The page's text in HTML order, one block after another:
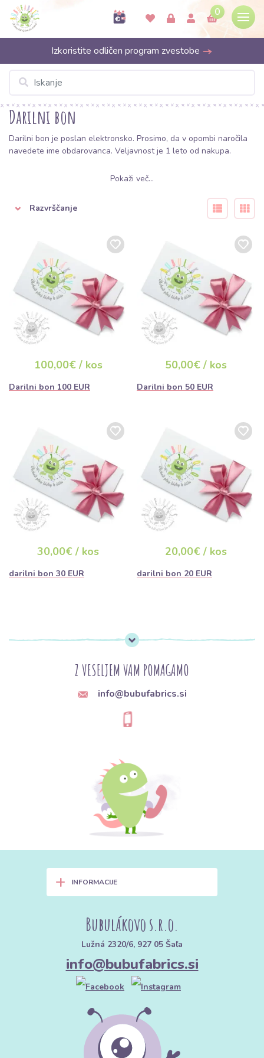
0
Izkoristite odličen program zvestobe
Darilni bon
Darilni bon je poslan elektronsko. Prosimo, da v opombi naročila
navedete ime obdarovanca. Veljavnost je 1 leto od nakupa.
Pokaži več...
Razvrščanje
100,00€ / kos
Darilni bon 100 EUR
50,00€ / kos
Darilni bon 50 EUR
30,00€ / kos
darilni bon 30 EUR
20,00€ / kos
darilni bon 20 EUR
Z VESELJEM VAM POMAGAMO
info@bubufabrics.si
+ INFORMACIJE
Bubulákovo s.r.o.
Lužná 2320/6, 927 05 Šaľa
info@bubufabrics.si